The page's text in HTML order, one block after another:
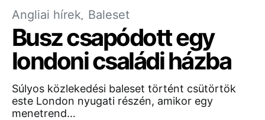
Angliai hírek Baleset
Busz csapódott egy
londoni családi házba
Súlyos közlekedési baleset történt csütörtök
este London nyugati részén, amikor egy
menetrend…